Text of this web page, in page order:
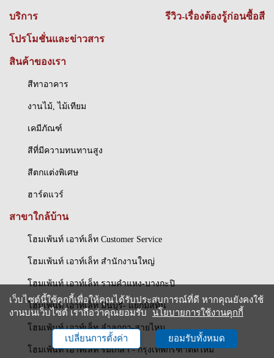
บริการ
โปรโมชั่นและข่าวสาร
รีวิว-เรื่องต้องรู้ก่อนซื้อสี
สินค้าของเรา
สีทาอาคาร
งานไม้, ไม้เทียม
เคมีภัณฑ์
สีที่มีความทนทานสูง
สีตกแต่งพิเศษ
ฮาร์ดแวร์
สาขาใกล้บ้าน
โฮมเพ้นท์ เอาท์เล็ท Customer Service
โฮมเพ้นท์ เอาท์เล็ท สำนักงานใหญ่
โฮมเพ้นท์ เอาท์เล็ท รามคำแหง-บางกะปิ
โฮมเพ้นท์ เอาท์เล็ท มีนบุรี- แยกมิสทีน
โฮมเพ้นท์ เอาท์เล็ท ลำลูกกา-สายไหม
โฮมเพ้นท์ เอาท์เล็ท ร่มเกล้า - กรุงเทพกรีฑาตัดใหม่
เว็บไซต์นี้ใช้คุกกี้เพื่อให้คุณได้รับประสบการณ์ที่ดี หากคุณยังคงใช้
งานบนเว็บไซต์ เราถือว่าคุณยอมรับ
นโยบายการใช้งานคุกกี้
เปลี่ยนการตั้งค่า ยอมรับทั้งหมด